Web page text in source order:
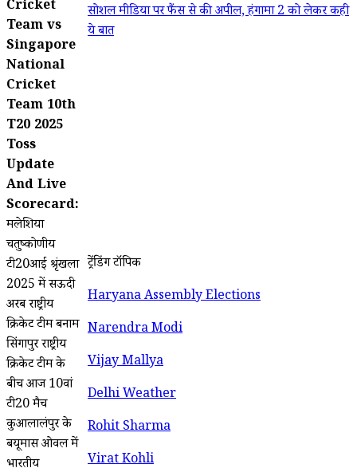
Cricket
Team vs
Singapore
National
Cricket
Team 10th
T20 2025
Toss
Update
And Live
Scorecard:
मलेशिया
चतुष्कोणीय
टी20आई श्रृंखला
2025 में सऊदी
अरब राष्ट्रीय
क्रिकेट टीम बनाम
सिंगापुर राष्ट्रीय
क्रिकेट टीम के
बीच आज 10वां
टी20 मैच
कुआलालंपुर के
बयूमास ओवल में
भारतीय
सोशल मीडिया पर फैंस से की अपील, हंगामा 2 को लेकर कही
ये बात
ट्रेंडिंग टॉपिक
Haryana Assembly Elections
Narendra Modi
Vijay Mallya
Delhi Weather
Rohit Sharma
Virat Kohli